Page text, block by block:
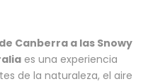
Canberra a las Snowy
es una experiencia
de la naturaleza, el aire